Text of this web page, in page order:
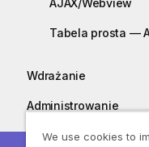
AJAX/Webview
Tabela prosta —
Wdrażanie
Administrowanie
Kursy
We use cookies to